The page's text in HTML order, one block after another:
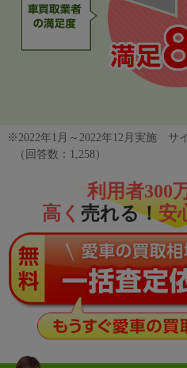
※2022年1月～2022年12月実施 サ
（回答数：1,258）
利用者300
高く 売れる！安